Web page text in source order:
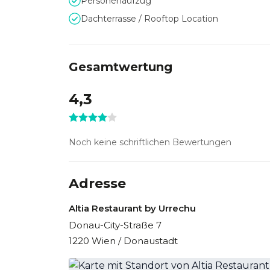
Dachterrasse / Rooftop Location
Gesamtwertung
4,3
Noch keine schriftlichen Bewertungen
Adresse
Altia Restaurant by Urrechu
Donau-City-Straße 7
1220 Wien / Donaustadt